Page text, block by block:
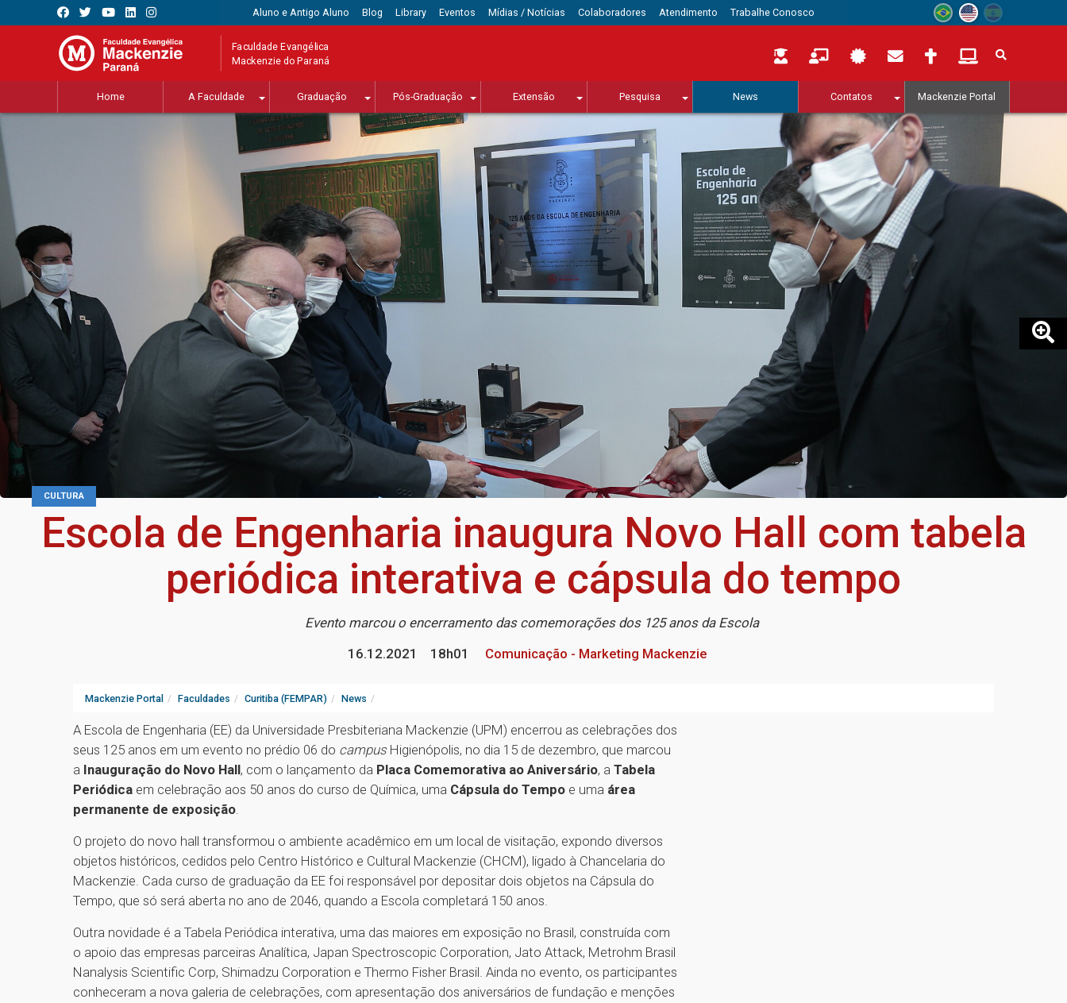
Aluno e Antigo Aluno Blog Library Eventos Mídias / Notícias Colaboradores Atendimento Trabalhe Conosco
Faculdade Evangélica
Mackenzie do Paraná
Home A Faculdade Graduação Pós-Graduação Extensão Pesquisa News Contatos Mackenzie Portal
CULTURA
Escola de Engenharia inaugura Novo Hall com tabela
periódica interativa e cápsula do tempo
Evento marcou o encerramento das comemorações dos 125 anos da Escola
16.12.2021
18h01 Comunicação - Marketing Mackenzie
Mackenzie Portal Faculdades Curitiba (FEMPAR) News
A Escola de Engenharia (EE) da Universidade Presbiteriana Mackenzie (UPM) encerrou as celebrações dos
seus 125 anos em um evento no prédio 06 do campus Higienópolis, no dia 15 de dezembro, que marcou
a Inauguração do Novo Hall, com o lançamento da Placa Comemorativa ao Aniversário, a Tabela
Periódica em celebração aos 50 anos do curso de Química, uma Cápsula do Tempo e uma área
permanente de exposição.
O projeto do novo hall transformou o ambiente acadêmico em um local de visitação, expondo diversos
objetos históricos, cedidos pelo Centro Histórico e Cultural Mackenzie (CHCM), ligado à Chancelaria do
Mackenzie. Cada curso de graduação da EE foi responsável por depositar dois objetos na Cápsula do
Tempo, que só será aberta no ano de 2046, quando a Escola completará 150 anos.
Outra novidade é a Tabela Periódica interativa, uma das maiores em exposição no Brasil, construída com
o apoio das empresas parceiras Analítica, Japan Spectroscopic Corporation, Jato Attack, Metrohm Brasil
Nanalysis Scientific Corp, Shimadzu Corporation e Thermo Fisher Brasil. Ainda no evento, os participantes
conheceram a nova galeria de celebrações, com apresentação dos aniversários de fundação e menções